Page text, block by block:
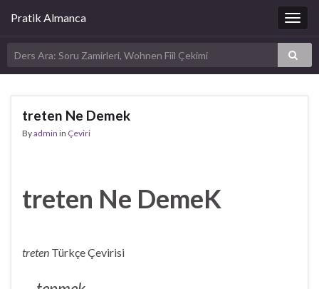
Pratik Almanca
treten Ne Demek
Byadmin in Çeviri
treten Ne DemeK
treten Türkçe Çevirisi